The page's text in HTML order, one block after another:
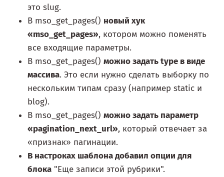
это slug.
В mso_get_pages() новый хук
«mso_get_pages», котором можно поменять
все входящие параметры.
В mso_get_pages() можно задать type в виде
массива. Это если нужно сделать выборку по
нескольким типам сразу (например static и
blog).
В mso_get_pages() можно задать параметр
«pagination_next_url», который отвечает за
«признак» пагинации.
В настроках шаблона добавил опции для
блока "Еще записи этой рубрики".